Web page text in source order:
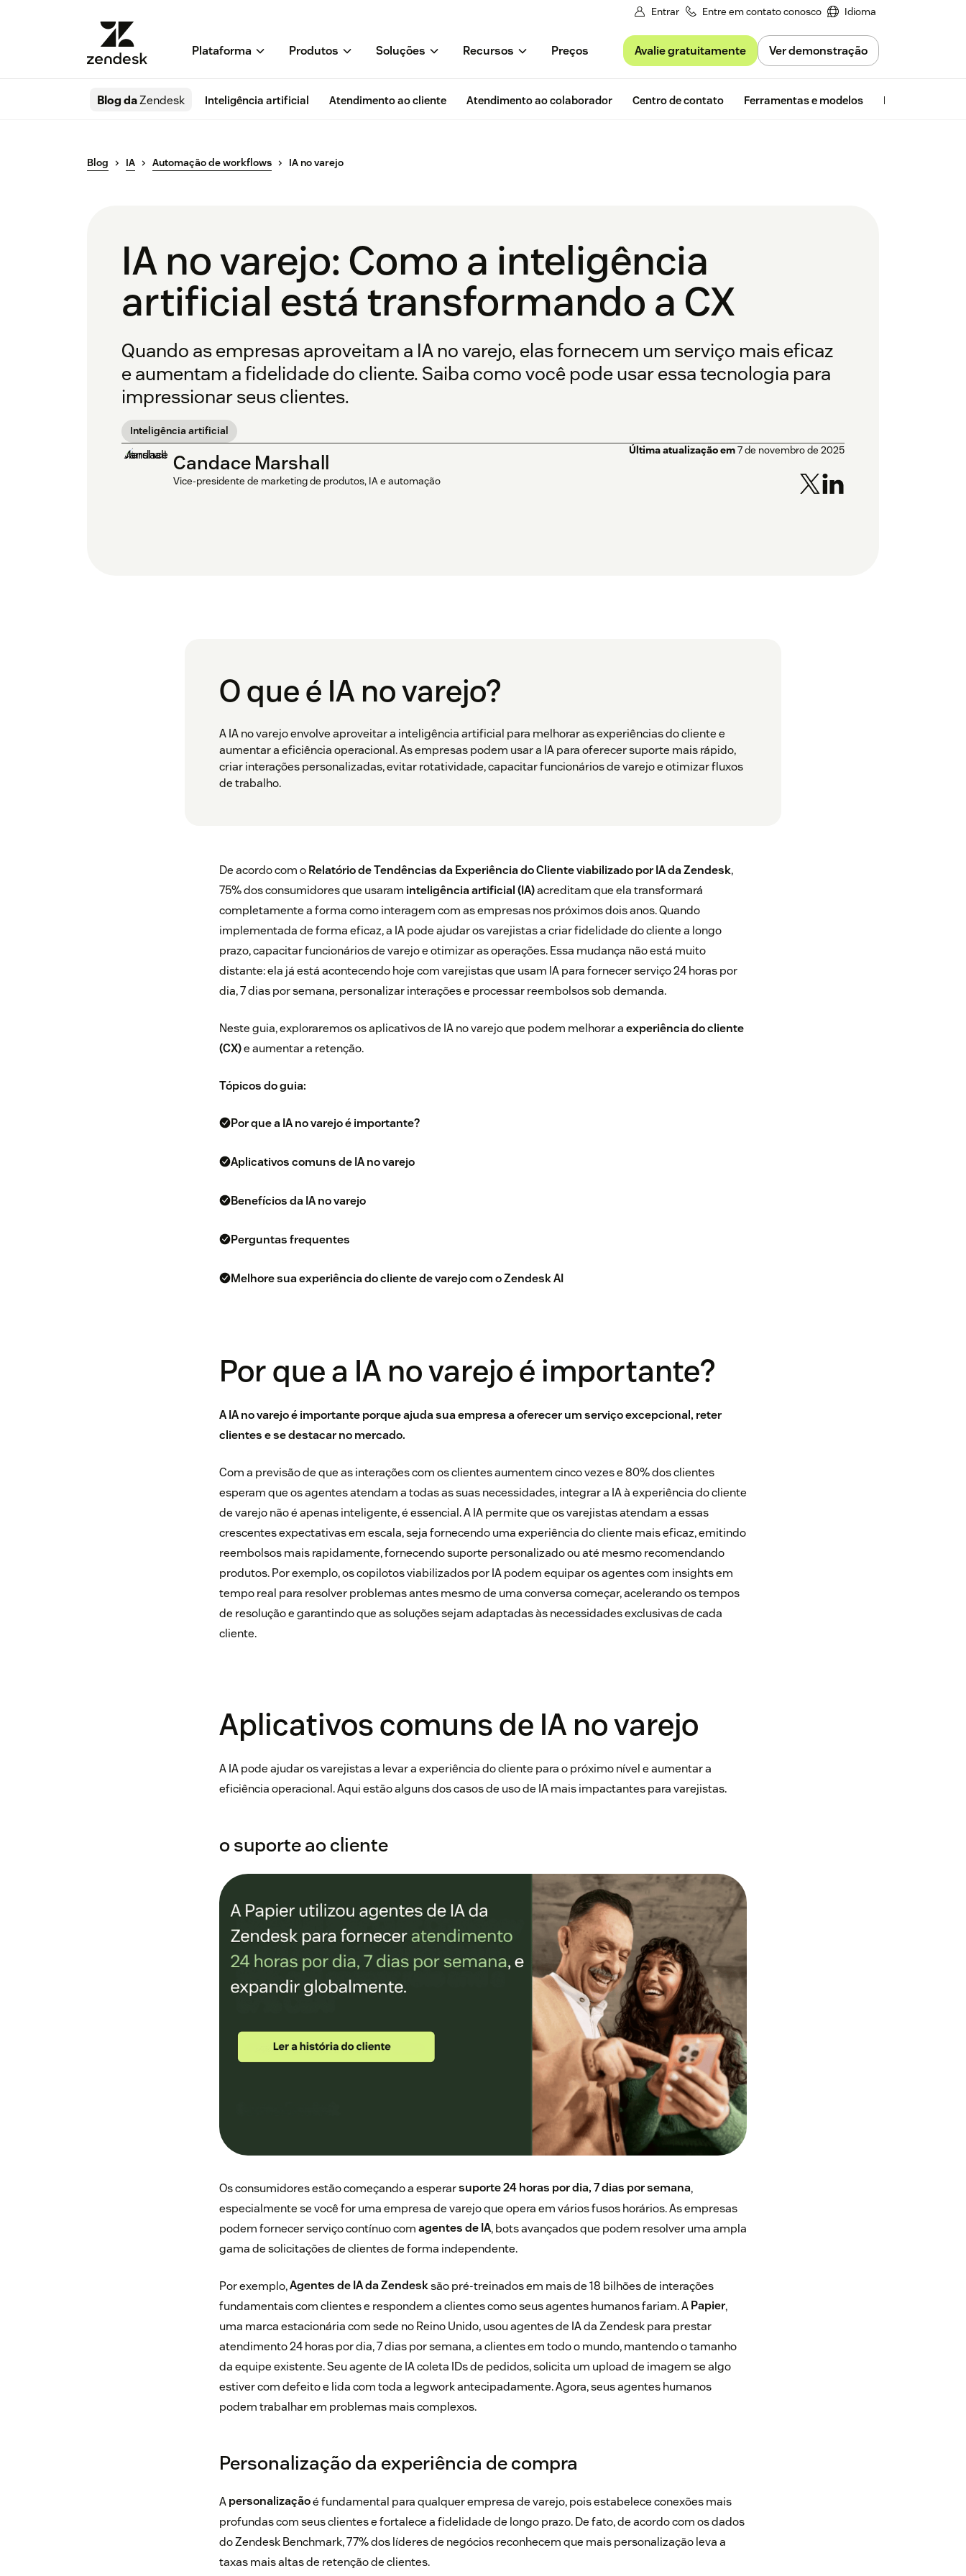
Entrar Entre em contato conosco Idioma
Plataforma Produtos Soluções Recursos Preços Avalie gratuitamente Ver demonstração
Blog daZendesk Inteligência artificial Atendimento ao cliente Atendimento ao colaborador Centro de contato Ferramentas e modelos Insights da
Blog IA Automação de workflows IA no varejo
IA no varejo: Como a inteligência
artificial está transformando a CX
Quando as empresas aproveitam a IA no varejo, elas fornecem um serviço mais eficaz
e aumentam a fidelidade do cliente. Saiba como você pode usar essa tecnologia para
impressionar seus clientes.
Inteligência artificial
Candace Marshall
Vice-presidente de marketing de produtos, IA e automação
Última atualização em7 de novembro de 2025
O que é IA no varejo?
A IA no varejo envolve aproveitar a inteligência artificial para melhorar as experiências do cliente e
aumentar a eficiência operacional. As empresas podem usar a IA para oferecer suporte mais rápido,
criar interações personalizadas, evitar rotatividade, capacitar funcionários de varejo e otimizar fluxos
de trabalho.
De acordo com oRelatório de Tendências da Experiência do Cliente viabilizado por IA da Zendesk,
75% dos consumidores que usaram inteligência artificial (IA)acreditam que ela transformará
completamente a forma como interagem com as empresas nos próximos dois anos. Quando
implementada de forma eficaz, a IA pode ajudar os varejistas a criar fidelidade do cliente a longo
prazo, capacitar funcionários de varejo e otimizar as operações. Essa mudança não está muito
distante: ela já está acontecendo hoje com varejistas que usam IA para fornecer serviço 24 horas por
dia, 7 dias por semana, personalizar interações e processar reembolsos sob demanda.
Neste guia, exploraremos os aplicativos de IA no varejo que podem melhorar aexperiência do cliente
(CX)e aumentar a retenção.
Tópicos do guia:
Por que a IA no varejo é importante?
Aplicativos comuns de IA no varejo
Benefícios da IA no varejo
Perguntas frequentes
Melhore sua experiência do cliente de varejo com o Zendesk AI
Por que a IA no varejo é importante?
A IA no varejo é importante porque ajuda sua empresa a oferecer um serviço excepcional, reter
clientes e se destacar no mercado.
Com a previsão de que as interações com os clientes aumentem cinco vezes e 80% dos clientes
esperam que os agentes atendam a todas as suas necessidades, integrar a IA à experiência do cliente
de varejo não é apenas inteligente, é essencial. A IA permite que os varejistas atendam a essas
crescentes expectativas em escala, seja fornecendo uma experiência do cliente mais eficaz, emitindo
reembolsos mais rapidamente, fornecendo suporte personalizado ou até mesmo recomendando
produtos. Por exemplo, os copilotos viabilizados por IA podem equipar os agentes com insights em
tempo real para resolver problemas antes mesmo de uma conversa começar, acelerando os tempos
de resolução e garantindo que as soluções sejam adaptadas às necessidades exclusivas de cada
cliente.
Aplicativos comuns de IA no varejo
A IA pode ajudar os varejistas a levar a experiência do cliente para o próximo nível e aumentar a
eficiência operacional. Aqui estão alguns dos casos de uso de IA mais impactantes para varejistas.
o suporte ao cliente
Os consumidores estão começando a esperarsuporte 24 horas por dia, 7 dias por semana,
especialmente se você for uma empresa de varejo que opera em vários fusos horários. As empresas
podem fornecer serviço contínuo comagentes de IA, bots avançados que podem resolver uma ampla
gama de solicitações de clientes de forma independente.
Por exemplo,Agentes de IA da Zendesksão pré-treinados em mais de 18 bilhões de interações
fundamentais com clientes e respondem a clientes como seus agentes humanos fariam. APapier,
uma marca estacionária com sede no Reino Unido, usou agentes de IA da Zendesk para prestar
atendimento 24 horas por dia, 7 dias por semana, a clientes em todo o mundo, mantendo o tamanho
da equipe existente. Seu agente de IA coleta IDs de pedidos, solicita um upload de imagem se algo
estiver com defeito e lida com toda a legwork antecipadamente. Agora, seus agentes humanos
podem trabalhar em problemas mais complexos.
Personalização da experiência de compra
Apersonalizaçãoé fundamental para qualquer empresa de varejo, pois estabelece conexões mais
profundas com seus clientes e fortalece a fidelidade de longo prazo. De fato, de acordo com os dados
do Zendesk Benchmark, 77% dos líderes de negócios reconhecem que mais personalização leva a
taxas mais altas de retenção de clientes.